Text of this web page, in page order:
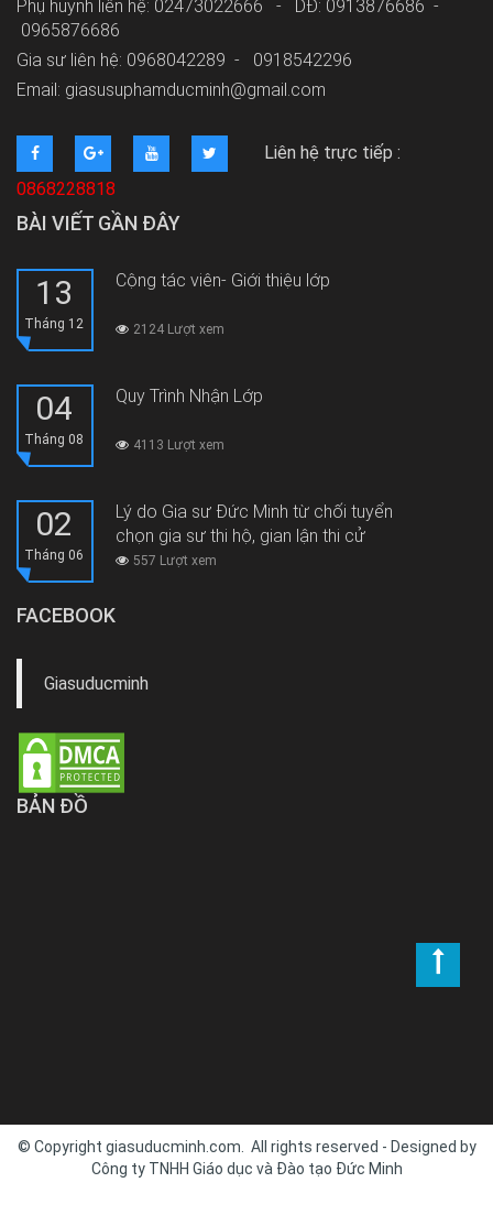
Phụ huynh liên hệ: 02473022666 - DĐ: 0913876686 -
0965876686
Gia sư liên hệ: 0968042289 - 0918542296
Email: giasusuphamducminh@gmail.com
Liên hệ trực tiếp :
0868228818
BÀI VIẾT GẦN ĐÂY
13
Tháng 12
Cộng tác viên- Giới thiệu lớp
2124 Lượt xem
04
Tháng 08
Quy Trình Nhận Lớp
4113 Lượt xem
02
Tháng 06
Lý do Gia sư Đức Minh từ chối tuyển
chọn gia sư thi hộ, gian lận thi cử
557 Lượt xem
FACEBOOK
Giasuducminh
BẢN ĐỒ
© Copyright giasuducminh.com. All rights reserved - Designed by
Công ty TNHH Giáo dục và Đào tạo Đức Minh